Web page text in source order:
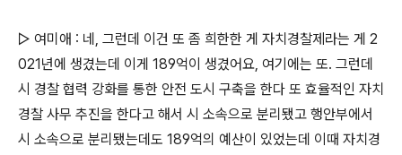
▷ 여미애 : 네, 그런데 이건 또 좀 희한한 게 자치경찰제라는 게 2
021년에 생겼는데 이게 189억이 생겼어요, 여기에는 또. 그런데
시 경찰 협력 강화를 통한 안전 도시 구축을 한다 또 효율적인 자치
경찰 사무 추진을 한다고 해서 시 소속으로 분리됐고 행안부에서
시 소속으로 분리됐는데도 189억의 예산이 있었는데 이때 자치경